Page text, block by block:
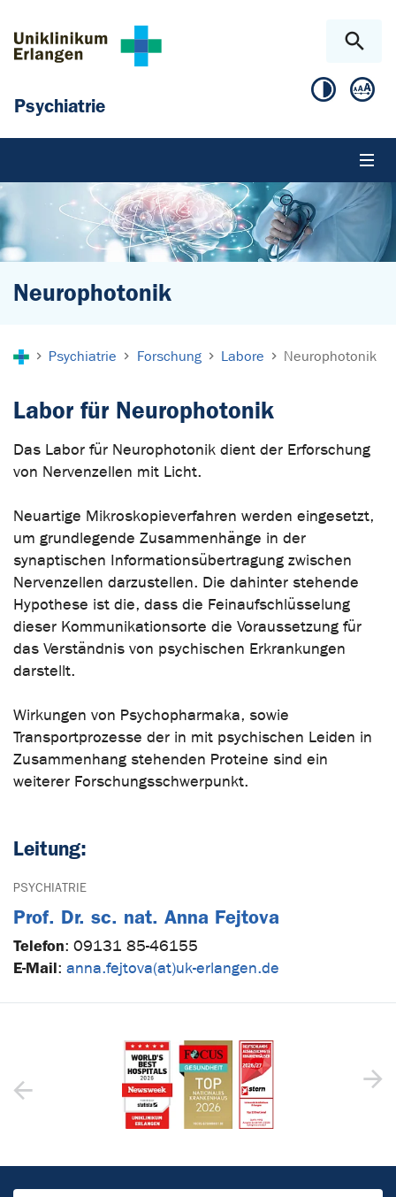
Psychiatrie
Neurophotonik
Psychiatrie Forschung Labore Neurophotonik
Labor für Neurophotonik
Das Labor für Neurophotonik dient der Erforschung
von Nervenzellen mit Licht.
Neuartige Mikroskopieverfahren werden eingesetzt,
um grundlegende Zusammenhänge in der
synaptischen Informationsübertragung zwischen
Nervenzellen darzustellen. Die dahinter stehende
Hypothese ist die, dass die Feinaufschlüsselung
dieser Kommunikationsorte die Voraussetzung für
das Verständnis von psychischen Erkrankungen
darstellt.
Wirkungen von Psychopharmaka, sowie
Transportprozesse der in mit psychischen Leiden in
Zusammenhang stehenden Proteine sind ein
weiterer Forschungsschwerpunkt.
Leitung:
PSYCHIATRIE
Prof. Dr. sc. nat. Anna Fejtova
Telefon: 09131 85-46155
E-Mail: anna.fejtova(at)uk-erlangen.de